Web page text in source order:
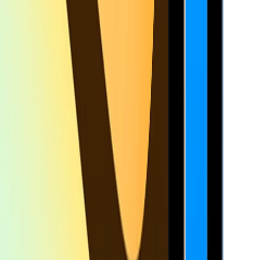
Akıllı Saat ve Bileklik